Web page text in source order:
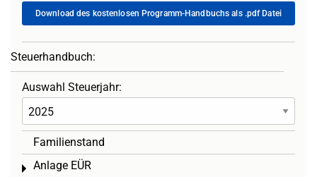
Download des kostenlosen Programm-Handbuchs als .pdf Datei
Steuerhandbuch:
Auswahl Steuerjahr:
Familienstand
Anlage EÜR
Toggle menu